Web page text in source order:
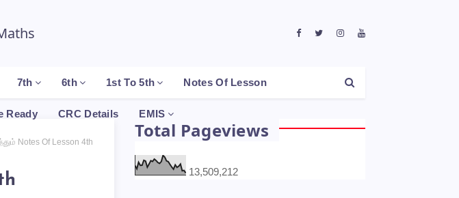
7th 6th 1st To 5th Notes Of Lesson
Ready CRC Details EMIS
Notes Of Lesson 4th
Total Pageviews
13,509,212